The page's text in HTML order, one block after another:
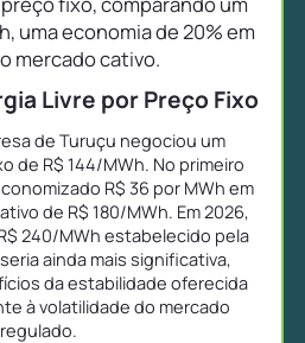
uma economia de 20% em
mercado cativo.
Livre por Preço Fixo
de Turuçu negociou um
de R$ 144/MWh. No primeiro
R$ 36 por MWh em
de R$ 180/MWh. Em 2026,
240/MWh estabelecido pela
ainda mais significativa,
da estabilidade oferecida
à volatilidade do mercado
regulado.